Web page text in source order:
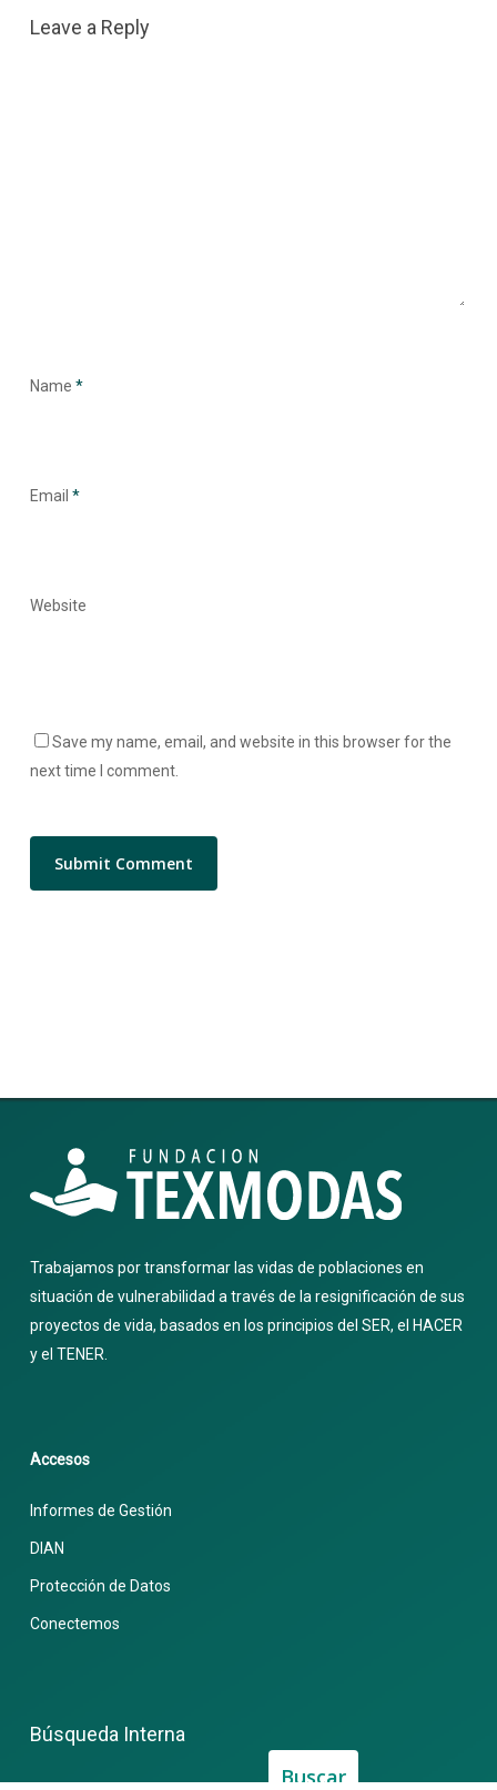
Leave a Reply
Name *
Email *
Website
Save my name, email, and website in this browser for the
next time I comment.
Trabajamos por transformar las vidas de poblaciones en
situación de vulnerabilidad a través de la resignificación de sus
proyectos de vida, basados en los principios del SER, el HACER
y el TENER.
Accesos
Informes de Gestión
DIAN
Protección de Datos
Conectemos
Búsqueda Interna
Buscar